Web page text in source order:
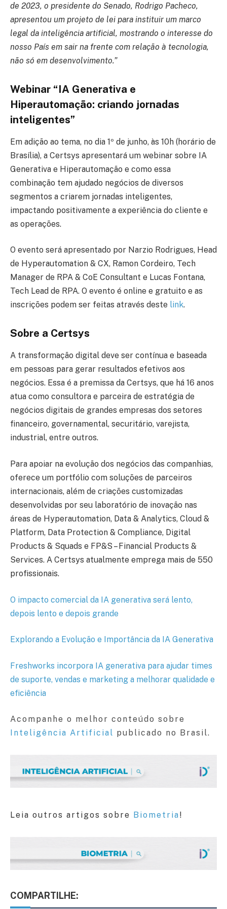
de 2023, o presidente do Senado, Rodrigo Pacheco,
apresentou um projeto de lei para instituir um marco
legal da inteligência artificial, mostrando o interesse do
nosso País em sair na frente com relação à tecnologia,
não só em desenvolvimento.”
Webinar “IA Generativa e
Hiperautomação: criando jornadas
inteligentes”
Em adição ao tema, no dia 1º de junho, às 10h (horário de
Brasília), a Certsys apresentará um webinar sobre IA
Generativa e Hiperautomação e como essa
combinação tem ajudado negócios de diversos
segmentos a criarem jornadas inteligentes,
impactando positivamente a experiência do cliente e
as operações.
O evento será apresentado por Narzio Rodrigues, Head
de Hyperautomation & CX, Ramon Cordeiro, Tech
Manager de RPA & CoE Consultant e Lucas Fontana,
Tech Lead de RPA. O evento é online e gratuito e as
inscrições podem ser feitas através deste link.
Sobre a Certsys
A transformação digital deve ser contínua e baseada
em pessoas para gerar resultados efetivos aos
negócios. Essa é a premissa da Certsys, que há 16 anos
atua como consultora e parceira de estratégia de
negócios digitais de grandes empresas dos setores
financeiro, governamental, securitário, varejista,
industrial, entre outros.
Para apoiar na evolução dos negócios das companhias,
oferece um portfólio com soluções de parceiros
internacionais, além de criações customizadas
desenvolvidas por seu laboratório de inovação nas
áreas de Hyperautomation, Data & Analytics, Cloud &
Platform, Data Protection & Compliance, Digital
Products & Squads e FP&S – Financial Products &
Services. A Certsys atualmente emprega mais de 550
profissionais.
O impacto comercial da IA generativa será lento,
depois lento e depois grande
Explorando a Evolução e Importância da IA Generativa
Freshworks incorpora IA generativa para ajudar times
de suporte, vendas e marketing a melhorar qualidade e
eficiência
Acompanhe o melhor conteúdo sobre
Inteligência Artificial publicado no Brasil.
Leia outros artigos sobre Biometria!
COMPARTILHE: